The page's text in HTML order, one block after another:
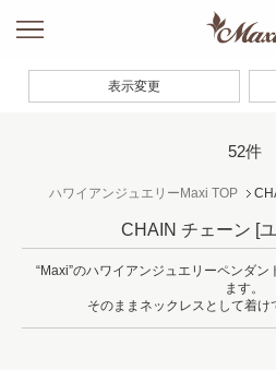
52件
ハワイアンジュエリーMaxi TOP
CHAIN チェーン [
“Maxi”のハワイアンジュエリーペンダ
ます。
そのままネックレスとして着け
表示変更